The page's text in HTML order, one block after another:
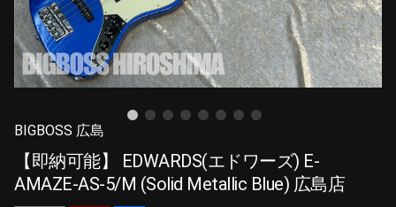
BIGBOSS 広島
【即納可能】 EDWARDS(エドワーズ) E-
AMAZE-AS-5/M (Solid Metallic Blue) 広島店